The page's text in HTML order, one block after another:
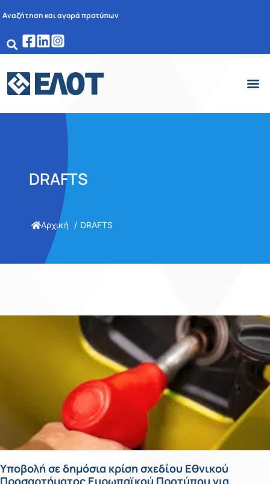
Αναζήτηση και αγορά προτύπων
DRAFTS
Αρχική DRAFTS
Yποβολή σε δημόσια κρίση σχεδίoυ Εθνικού
Προσαρτήματος Ευρωπαϊκού Προτύπου για